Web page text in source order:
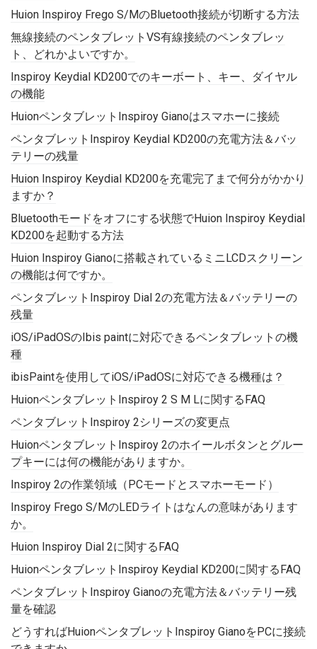
Huion Inspiroy Frego S/MのBluetooth接続が切断する方法
無線接続のペンタブレットVS有線接続のペンタブレッ
ト、どれかよいですか。
Inspiroy Keydial KD200でのキーボート、キー、ダイヤル
の機能
HuionペンタブレットInspiroy Gianoはスマホーに接続
ペンタブレットInspiroy Keydial KD200の充電方法＆バッ
テリーの残量
Huion Inspiroy Keydial KD200を充電完了まで何分がかかり
ますか？
Bluetoothモードをオフにする状態でHuion Inspiroy Keydial
KD200を起動する方法
Huion Inspiroy Gianoに搭載されているミニLCDスクリーン
の機能は何ですか。
ペンタブレットInspiroy Dial 2の充電方法＆バッテリーの
残量
iOS/iPadOSのIbis paintに対応できるペンタブレットの機
種
ibisPaintを使用してiOS/iPadOSに対応できる機種は？
HuionペンタブレットInspiroy 2 S M Lに関するFAQ
ペンタブレットInspiroy 2シリーズの変更点
HuionペンタブレットInspiroy 2のホイールボタンとグルー
プキーには何の機能がありますか。
Inspiroy 2の作業領域（PCモードとスマホーモード）
Inspiroy Frego S/MのLEDライトはなんの意味があります
か。
Huion Inspiroy Dial 2に関するFAQ
HuionペンタブレットInspiroy Keydial KD200に関するFAQ
ペンタブレットInspiroy Gianoの充電方法＆バッテリー残
量を確認
どうすればHuionペンタブレットInspiroy GianoをPCに接続